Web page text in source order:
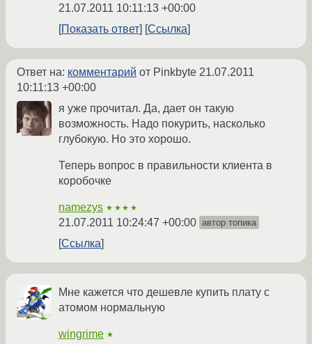
21.07.2011 10:11:13 +00:00
Показать ответ
Ссылка
Ответ на: комментарий от Pinkbyte 21.07.2011
10:11:13 +00:00
я уже прочитал. Да, дает он такую
возможность. Надо покурить, насколько
глубокую. Но это хорошо.
Теперь вопрос в правильности клиента в
коробочке
namezys ★★★★
21.07.2011 10:24:47 +00:00 автор топика
Ссылка
Мне кажется что дешевле купить плату с
атомом нормальную
wingrime ★